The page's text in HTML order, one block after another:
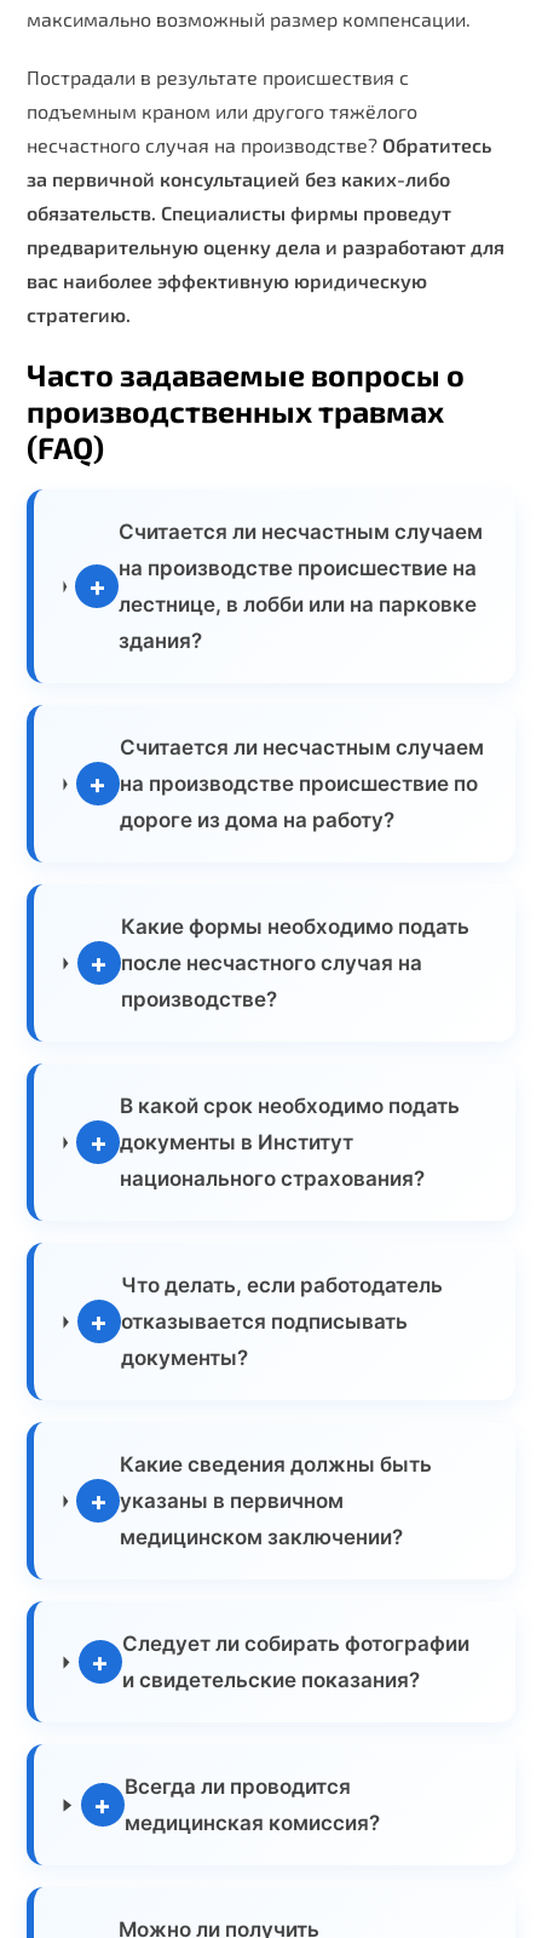
максимально возможный размер компенсации.
Пострадали в результате происшествия с
подъемным краном или другого тяжёлого
несчастного случая на производстве?Обратитесь
за первичной консультацией без каких-либо
обязательств. Специалисты фирмы проведут
предварительную оценку дела и разработают для
вас наиболее эффективную юридическую
стратегию.
Часто задаваемые вопросы о
производственных травмах
(FAQ)
+
Считается ли несчастным случаем
на производстве происшествие на
лестнице, в лобби или на парковке
здания?
+
Считается ли несчастным случаем
на производстве происшествие по
дороге из дома на работу?
+
Какие формы необходимо подать
после несчастного случая на
производстве?
+
В какой срок необходимо подать
документы в Институт
национального страхования?
+
Что делать, если работодатель
отказывается подписывать
документы?
+
Какие сведения должны быть
указаны в первичном
медицинском заключении?
+
Следует ли собирать фотографии
и свидетельские показания?
+
Всегда ли проводится
медицинская комиссия?
Можно ли получить